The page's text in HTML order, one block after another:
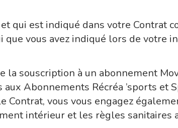
qui est indiqué dans votre Contrat
vous avez indiqué lors de votre
souscription à un abonnement
Abonnements Récréa ’sports et
vous vous engagez
intérieur et les règles sanitaires